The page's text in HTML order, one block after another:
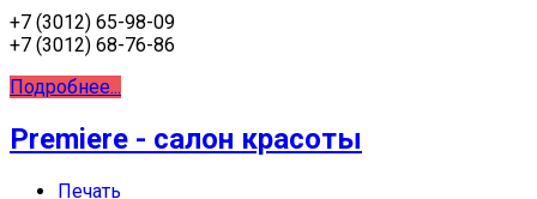
+7 (3012) 65-98-09
+7 (3012) 68-76-86
Подробнее...
Premiere - салон красоты
Печать